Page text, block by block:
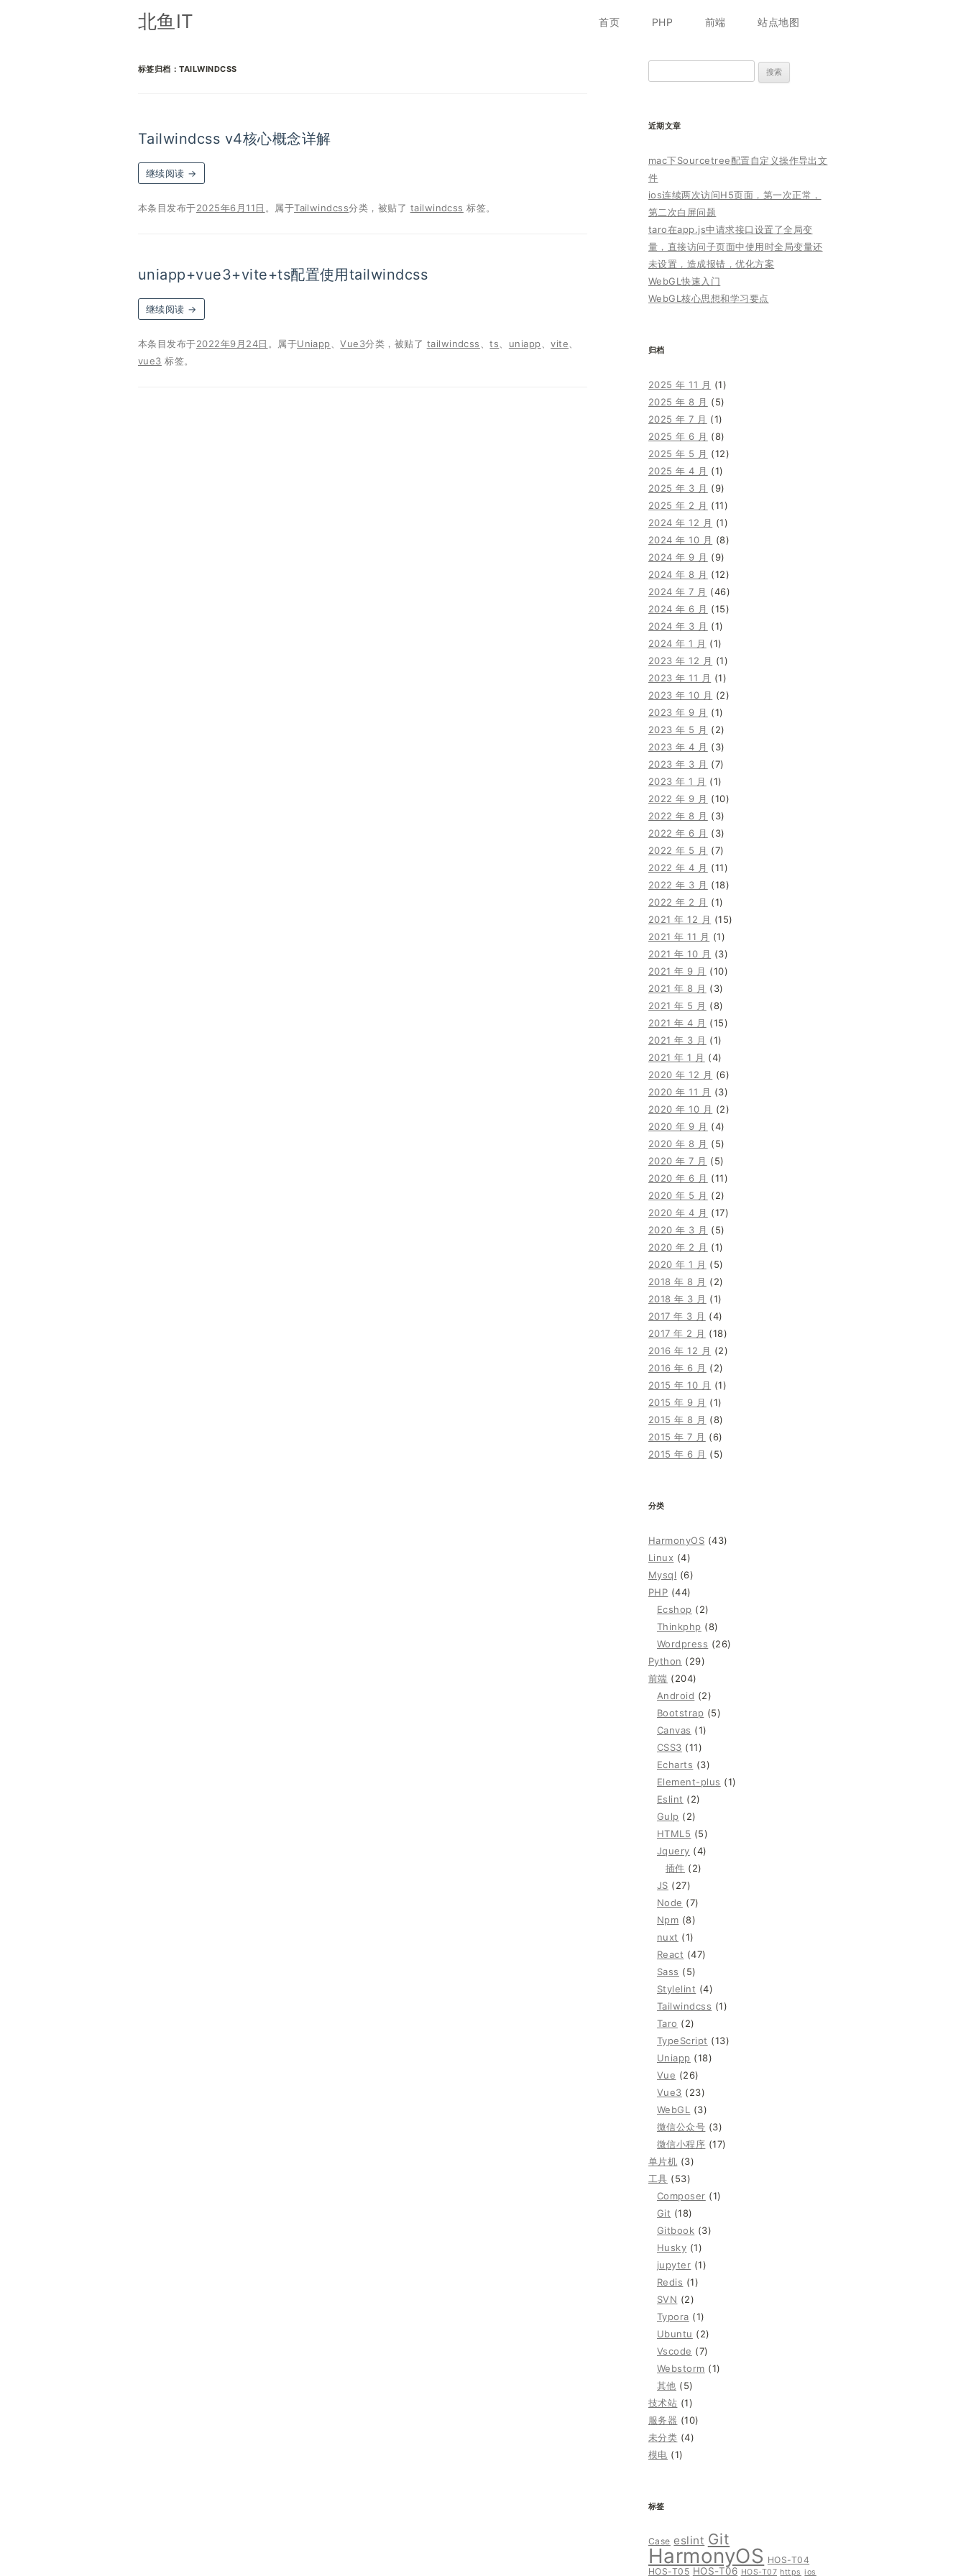
北鱼IT
至
正
首页 PHP 前端 站点地图
标签归档：TAILWINDCSS
Tailwindcss v4核心概念详解
继续阅读 →
本条目发布于2025年6月11日 。属于Tailwindcss分类，被贴了 tailwindcss 标签。
uniapp+vue3+vite+ts配置使用tailwindcss
继续阅读 →
本条目发布于2022年9月24日 。属于Uniapp 、Vue3分类，被贴了 tailwindcss 、ts uniapp 、vite
vue3 标签。
索：
近期文章
mac下Sourcetree配置自定义操作导出文
件
ios连续两次访问H5页面，第一次正常，
第二次白屏问题
taro在app.js中请求接口设置了全局变
量，直接访问子页面中使用时全局变量还
未设置，造成报错，优化方案
WebGL快速入门
WebGL核心思想和学习要点
归档
2025 年 11 月 (1)
2025 年 8 月 (5)
2025 年 7 月 (1)
2025 年 6 月 (8)
2025 年 5 月 (12)
2025 年 4 月 (1)
2025 年 3 月 (9)
2025 年 2 月 (11)
2024 年 12 月 (1)
2024 年 10 月 (8)
2024 年 9 月 (9)
2024 年 8 月 (12)
2024 年 7 月 (46)
2024 年 6 月 (15)
2024 年 3 月 (1)
2024 年 1 月 (1)
2023 年 12 月 (1)
2023 年 11 月 (1)
2023 年 10 月 (2)
2023 年 9 月 (1)
2023 年 5 月 (2)
2023 年 4 月 (3)
2023 年 3 月 (7)
2023 年 1 月 (1)
2022 年 9 月 (10)
2022 年 8 月 (3)
2022 年 6 月 (3)
2022 年 5 月 (7)
2022 年 4 月 (11)
2022 年 3 月 (18)
2022 年 2 月 (1)
2021 年 12 月 (15)
2021 年 11 月 (1)
2021 年 10 月 (3)
2021 年 9 月 (10)
2021 年 8 月 (3)
2021 年 5 月 (8)
2021 年 4 月 (15)
2021 年 3 月 (1)
2021 年 1 月 (4)
2020 年 12 月 (6)
2020 年 11 月 (3)
2020 年 10 月 (2)
2020 年 9 月 (4)
2020 年 8 月 (5)
2020 年 7 月 (5)
2020 年 6 月 (11)
2020 年 5 月 (2)
2020 年 4 月 (17)
2020 年 3 月 (5)
2020 年 2 月 (1)
2020 年 1 月 (5)
2018 年 8 月 (2)
2018 年 3 月 (1)
2017 年 3 月 (4)
2017 年 2 月 (18)
2016 年 12 月 (2)
2016 年 6 月 (2)
2015 年 10 月 (1)
2015 年 9 月 (1)
2015 年 8 月 (8)
2015 年 7 月 (6)
2015 年 6 月 (5)
分类
HarmonyOS (43)
Linux (4)
Mysql (6)
PHP (44)
Ecshop (2)
Thinkphp (8)
Wordpress (26)
Python (29)
前端 (204)
Android (2)
Bootstrap (5)
Canvas (1)
CSS3 (11)
Echarts (3)
Element-plus (1)
Eslint (2)
Gulp (2)
HTML5 (5)
Jquery (4)
插件 (2)
JS (27)
Node (7)
Npm (8)
nuxt (1)
React (47)
Sass (5)
Stylelint (4)
Tailwindcss (1)
Taro (2)
TypeScript (13)
Uniapp (18)
Vue (26)
Vue3 (23)
WebGL
(3)
微信公众号 (3)
微信小程序 (17)
单片机 (3)
工具 (53)
Composer (1)
Git (18)
Gitbook (3)
Husky (1)
jupyter (1)
Redis (1)
SVN (2)
Typora (1)
Ubuntu (2)
Vscode (7)
Webstorm (1)
其他 (5)
技术站 (1)
服务器 (10)
未分类 (4)
模电 (1)
标签
Case eslint Git
HarmonyOS HOS-T04
HOS-T05 HOS-T06 HOS-T07 https ios